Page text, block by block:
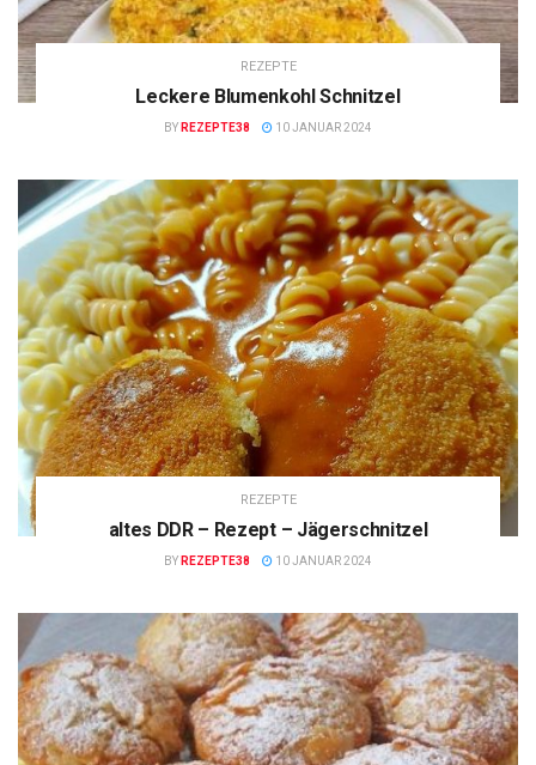
REZEPTE
Leckere Blumenkohl Schnitzel
BY REZEPTE38 10 JANUAR 2024
REZEPTE
altes DDR – Rezept – Jägerschnitzel
BY REZEPTE38 10 JANUAR 2024